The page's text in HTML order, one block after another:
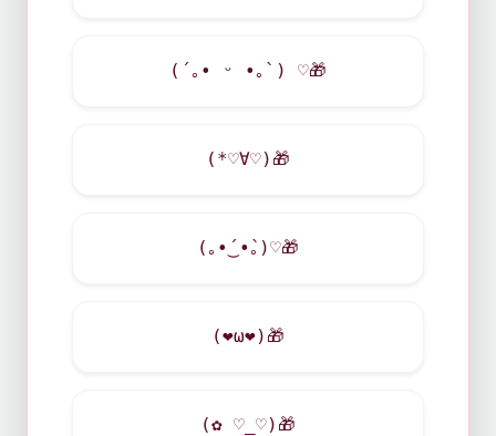
(´｡• ᵕ •｡`) ♡🎁
(*♡∀♡) 🎁
(｡•́‿•̀｡)♡🎁
(❤ω❤) 🎁
(✿ ♡_♡) 🎁